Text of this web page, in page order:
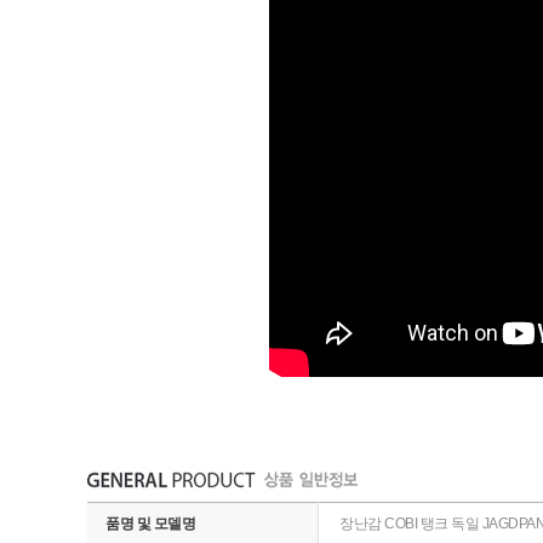
품명 및 모델명 장난감 COBI 탱크 독일